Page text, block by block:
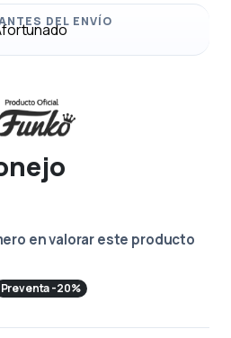
en valorar este producto
Preventa -20%